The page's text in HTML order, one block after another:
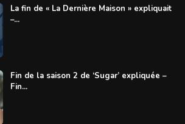
La fin de « La Dernière Maison » expliquait
–...
Fin de la saison 2 de ‘Sugar’ expliquée –
Fin...